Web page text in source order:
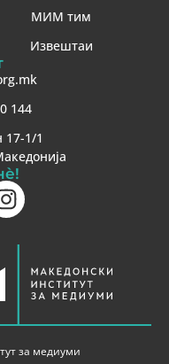
МИМ тим
Извештаи
144
17-1/1
за медиуми